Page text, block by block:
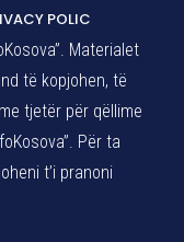
POLIC
Materialet
të kopjohen, të
tjetër për qëllime
Për ta
t’i pranoni